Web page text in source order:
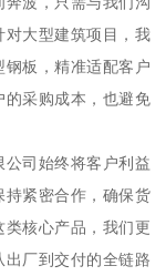
对大型建筑项目，我
板，精准适配客户
的采购成本，也避免
司始终将客户利益
持紧密合作，确保货
核心产品，我们更
厂到交付的全链路